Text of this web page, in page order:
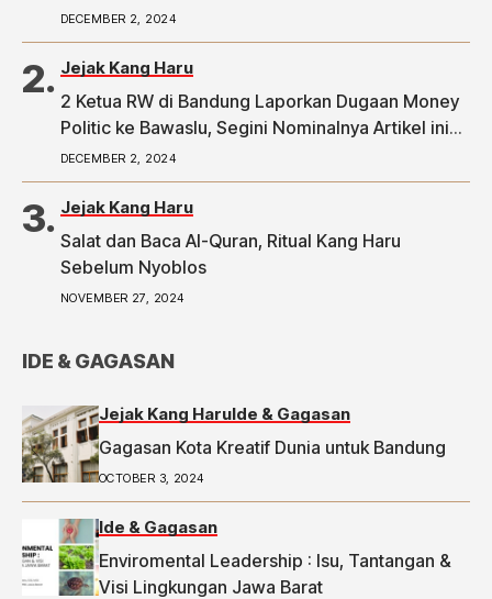
DECEMBER 2, 2024
Jejak Kang Haru
2 Ketua RW di Bandung Laporkan Dugaan Money
Politic ke Bawaslu, Segini Nominalnya Artikel ini
telah tayang di Tribunpriangan.com dengan judul
2 Ketua RW di Bandung Laporkan Dugaan Money
Politic ke Bawaslu, Segini Nominalnya,
https://priangan.tribunnews.com/2024/11/30/2-
ketua-rw-di-bandung-laporkan-dugaan-money-
DECEMBER 2, 2024
Jejak Kang Haru
Salat dan Baca Al-Quran, Ritual Kang Haru
Sebelum Nyoblos
NOVEMBER 27, 2024
IDE & GAGASAN
Jejak Kang HaruIde & Gagasan
Gagasan Kota Kreatif Dunia untuk Bandung
OCTOBER 3, 2024
Ide & Gagasan
Enviromental Leadership : Isu, Tantangan &
Visi Lingkungan Jawa Barat